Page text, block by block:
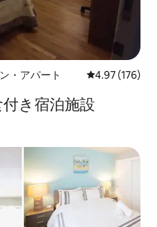
・アパート レビュー176
4.97 (176)
き宿泊施設